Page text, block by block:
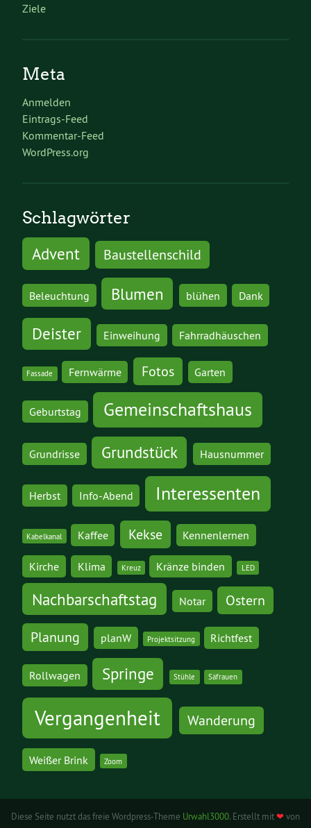
Ziele
Meta
Anmelden
Eintrags-Feed
Kommentar-Feed
WordPress.org
Schlagwörter
Advent
Baustellenschild
Beleuchtung Blumen blühen Dank
Deister Einweihung Fahrradhäuschen
Fassade Fernwärme Fotos Garten
Geburtstag Gemeinschaftshaus
Grundrisse Grundstück Hausnummer
Herbst Info-Abend Interessenten
Kabelkanal Kaffee Kekse Kennenlernen
Kirche Klima Kreuz Kränze binden LED
Nachbarschaftstag Notar Ostern
Planung planW Projektsitzung Richtfest
Rollwagen Springe Stühle Säfrauen
Vergangenheit Wanderung
Weißer Brink Zoom
Diese Seite nutzt das freie Wordpress-Theme Urwahl3000. Erstellt mit❤ von